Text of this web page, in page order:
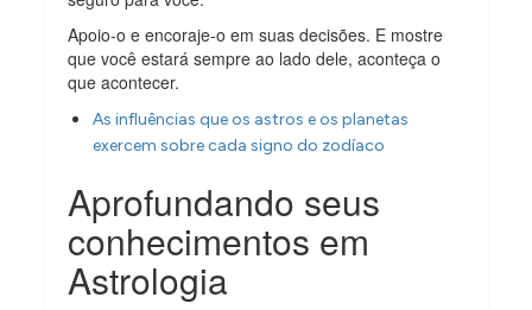
Apoio-o e encoraje-o em suas decisões. E mostre
que você estará sempre ao lado dele, aconteça o
que acontecer.
As influências que os astros e os planetas
exercem sobre cada signo do zodíaco
Aprofundando seus
conhecimentos em
Astrologia